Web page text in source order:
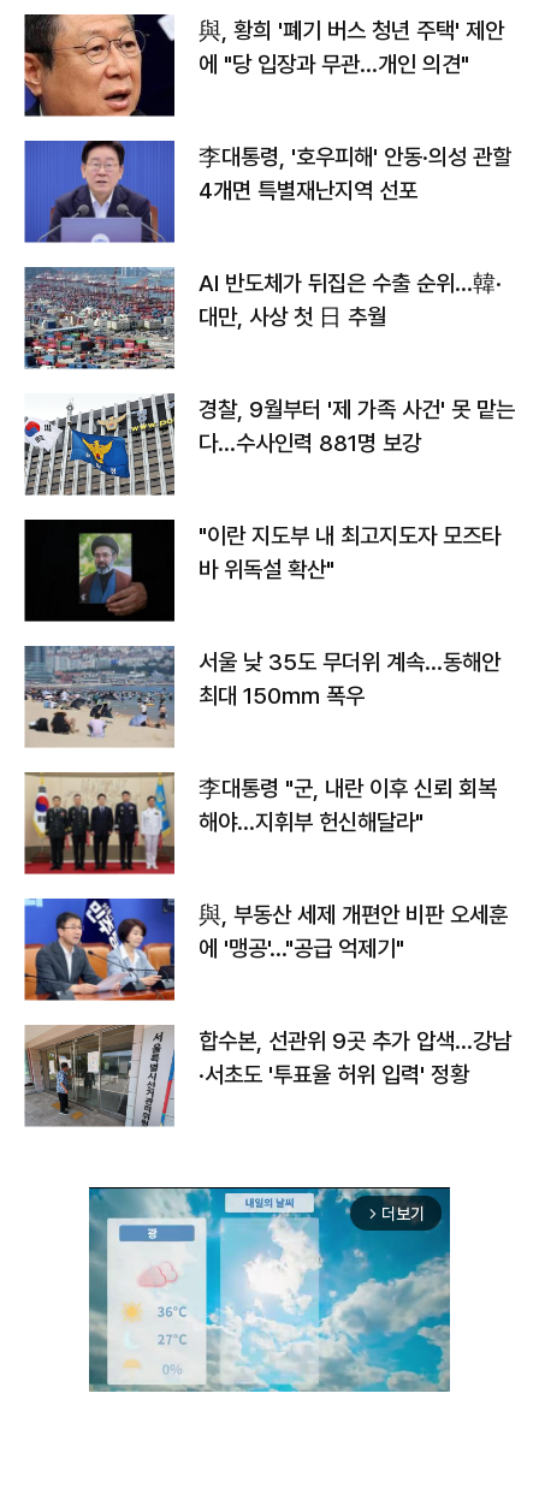
與, 황희 '폐기 버스 청년 주택' 제안
에 "당 입장과 무관…개인 의견"
李대통령, '호우피해' 안동·의성 관할
4개면 특별재난지역 선포
AI 반도체가 뒤집은 수출 순위…韓·
대만, 사상 첫 日 추월
경찰, 9월부터 '제 가족 사건' 못 맡는
다…수사인력 881명 보강
"이란 지도부 내 최고지도자 모즈타
바 위독설 확산"
서울 낮 35도 무더위 계속…동해안
최대 150㎜ 폭우
李대통령 "군, 내란 이후 신뢰 회복
해야…지휘부 헌신해달라"
與, 부동산 세제 개편안 비판 오세훈
에 '맹공'…"공급 억제기"
합수본, 선관위 9곳 추가 압색…강남
·서초도 '투표율 허위 입력' 정황
arrow_forward_ios 더보기